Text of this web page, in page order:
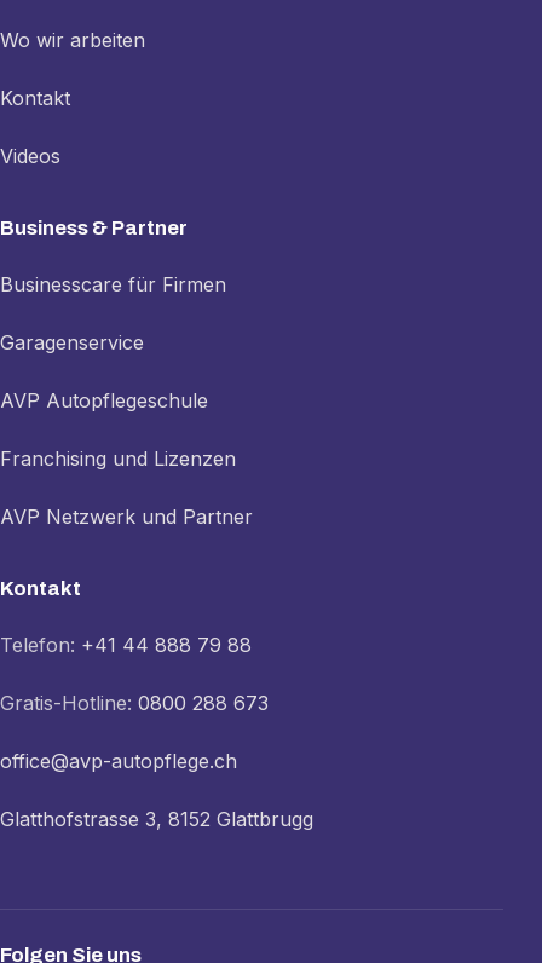
Wo wir arbeiten
Kontakt
Videos
Business & Partner
Businesscare für Firmen
Garagenservice
AVP Autopflegeschule
Franchising und Lizenzen
AVP Netzwerk und Partner
Kontakt
Telefon: +41 44 888 79 88
Gratis-Hotline: 0800 288 673
office@avp-autopflege.ch
Glatthofstrasse 3, 8152 Glattbrugg
Folgen Sie uns